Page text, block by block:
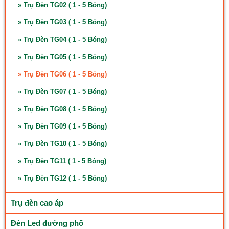
» Trụ Đèn TG02 ( 1 - 5 Bóng)
» Trụ Đèn TG03 ( 1 - 5 Bóng)
» Trụ Đèn TG04 ( 1 - 5 Bóng)
» Trụ Đèn TG05 ( 1 - 5 Bóng)
» Trụ Đèn TG06 ( 1 - 5 Bóng)
» Trụ Đèn TG07 ( 1 - 5 Bóng)
» Trụ Đèn TG08 ( 1 - 5 Bóng)
» Trụ Đèn TG09 ( 1 - 5 Bóng)
» Trụ Đèn TG10 ( 1 - 5 Bóng)
» Trụ Đèn TG11 ( 1 - 5 Bóng)
» Trụ Đèn TG12 ( 1 - 5 Bóng)
Trụ đèn cao áp
Đèn Led đường phố